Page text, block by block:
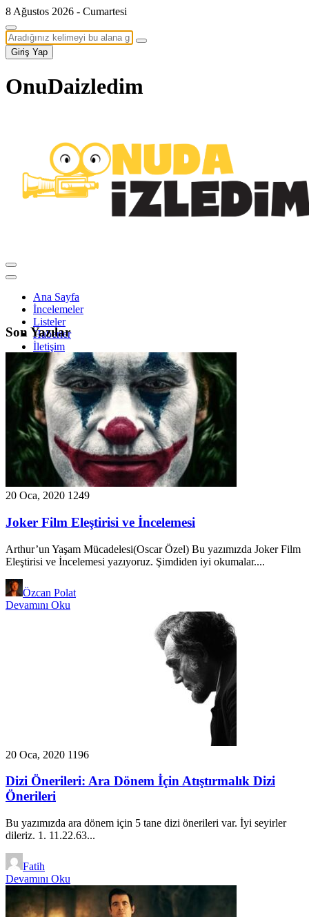
8 Ağustos 2026 - Cumartesi
Giriş Yap
OnuDaizledim
Ana Sayfa
İncelemeler
Listeler
Haberler
İletişim
İçerik Gönder
Biz Kimiz
Son Yazılar
20 Oca, 2020 1249
Joker Film Eleştirisi ve İncelemesi
Arthur’un Yaşam Mücadelesi(Oscar Özel) Bu yazımızda Joker Film
Eleştirisi ve İncelemesi yazıyoruz. Şimdiden iyi okumalar....
Özcan Polat
Devamını Oku
20 Oca, 2020 1196
Dizi Önerileri: Ara Dönem İçin Atıştırmalık Dizi
Önerileri
Bu yazımızda ara dönem için 5 tane dizi önerileri var. İyi seyirler
dileriz. 1. 11.22.63...
Fatih
Devamını Oku